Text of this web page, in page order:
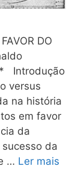
DO
Introdução
na história
em favor
da
da
… Ler mais